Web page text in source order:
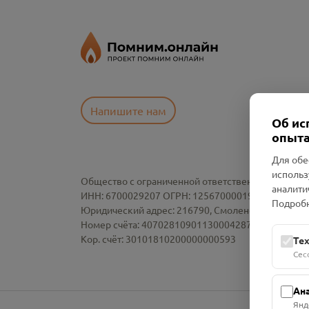
Напишите нам
Общество с ограниченной ответственностью
ИНН: 6700029207 ОГРН: 1256700001986
Юридический адрес: 216790, Смоленская
Номер счёта: 40702810901130004287 в АО
Кор. счёт: 30101810200000000593
Об
Для